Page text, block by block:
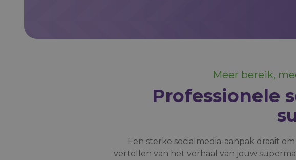
Meer bereik,
Professionele
Een sterke socialmedia-aanpak draait
vertellen van het verhaal van jouw